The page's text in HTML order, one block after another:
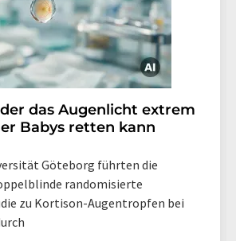
das Augenlicht extrem
Babys retten kann
Göteborg führten die
randomisierte
zu Kortison-Augentropfen bei